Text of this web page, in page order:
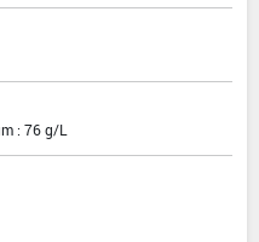
: 76 g/L